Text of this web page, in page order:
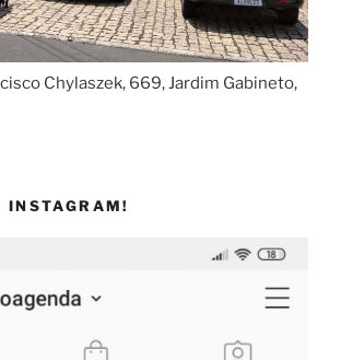
Chylaszek, 669, Jardim Gabineto,
INSTAGRAM!